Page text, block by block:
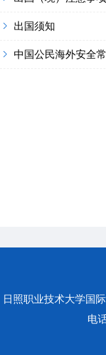
出国须知
中国公民海外安全
日照职业技术大学国
电